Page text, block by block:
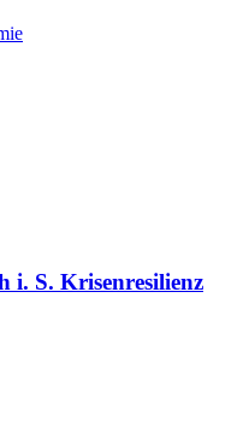
i. S. Krisenresilienz